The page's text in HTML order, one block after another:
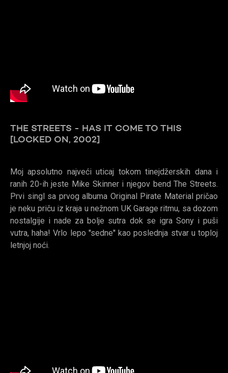
THE STREETS - HAS IT COME TO THIS
[LOCKED ON, 2002]
Moj apsolutno najveći uticaj tokom tinejdžerskih dana i
ranih 20-ih jeste Mike Skinner i njegov bend The Streets.
Prvi singl sa prvog albuma Original Pirate Material pričao
je neku priču iz kraja u nežnom UK Garage ritmu, sa dozom
nostalgije i nade za bolje sutra dok se igra Sony i puši
vutra, haha! Vrlo lepo ''sedne'' kao poslednja stvar u toploj
letnjoj noći.